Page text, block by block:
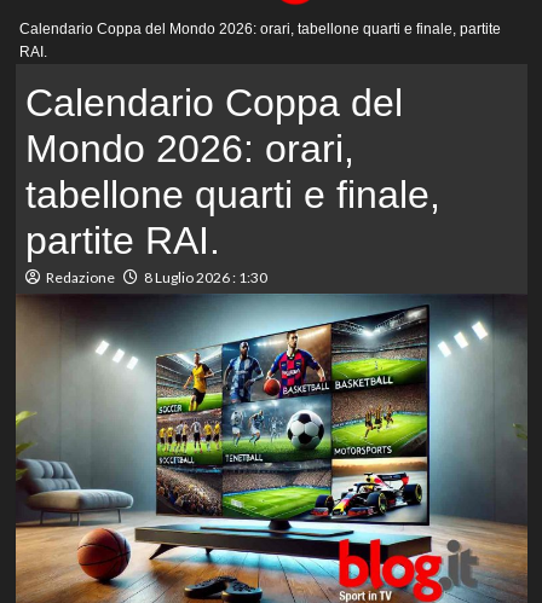
principale
Calendario Coppa del Mondo 2026: orari, tabellone quarti e finale, partite
RAI.
Calendario Coppa del
Mondo 2026: orari,
tabellone quarti e finale,
partite RAI.
Redazione 8 Luglio 2026 : 1:30